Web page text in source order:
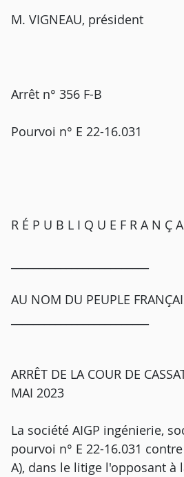
M. VIGNEAU, président
Arrêt n° 356 F-B
Pourvoi n° E 22-16.031
R É P U B L I Q U E F R A N Ç
AU NOM DU PEUPLE
ARRÊT DE LA COUR DE
MAI 2023
La société AIGP ingénierie,
pourvoi n° E 22-16.031
A), dans le litige l'opposant à